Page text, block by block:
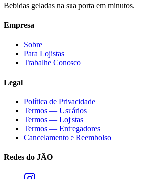
Bebidas geladas na sua porta em minutos.
Empresa
Sobre
Para Lojistas
Trabalhe Conosco
Legal
Política de Privacidade
Termos — Usuários
Termos — Lojistas
Termos — Entregadores
Cancelamento e Reembolso
Redes do JÃO